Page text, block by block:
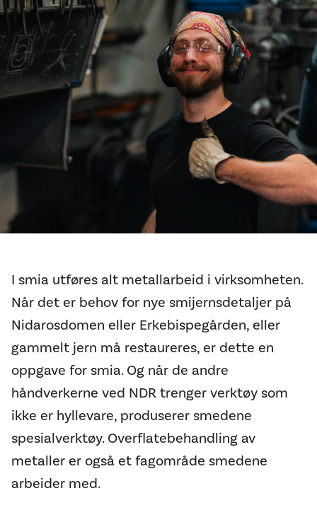
I smia utføres alt metallarbeid i virksomheten.
Når det er behov for nye smijernsdetaljer på
Nidarosdomen eller Erkebispegården, eller
gammelt jern må restaureres, er dette en
oppgave for smia. Og når de andre
håndverkerne ved NDR trenger verktøy som
ikke er hyllevare, produserer smedene
spesialverktøy. Overflatebehandling av
metaller er også et fagområde smedene
arbeider med.